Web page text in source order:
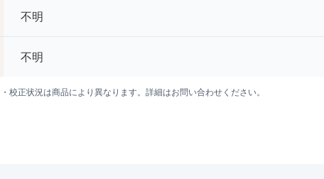
不明
不明
正状況は商品により異なります。詳細はお問い合わせください。